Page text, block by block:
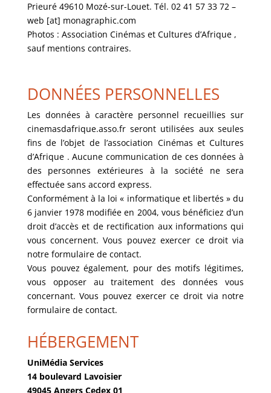
Prieuré 49610 Mozé-sur-Louet. Tél. 02 41 57 33 72 –
web [at] monagraphic.com
Photos : Association Cinémas et Cultures d’Afrique ,
sauf mentions contraires.
DONNÉES PERSONNELLES
Les données à caractère personnel recueillies sur
cinemasdafrique.asso.fr seront utilisées aux seules
fins de l’objet de l’association Cinémas et Cultures
d’Afrique . Aucune communication de ces données à
des personnes extérieures à la société ne sera
effectuée sans accord express.
Conformément à la loi « informatique et libertés » du
6 janvier 1978 modifiée en 2004, vous bénéficiez d’un
droit d’accès et de rectification aux informations qui
vous concernent. Vous pouvez exercer ce droit via
notre formulaire de contact.
Vous pouvez également, pour des motifs légitimes,
vous opposer au traitement des données vous
concernant. Vous pouvez exercer ce droit via notre
formulaire de contact.
HÉBERGEMENT
UniMédia Services
14 boulevard Lavoisier
49045 Angers Cedex 01